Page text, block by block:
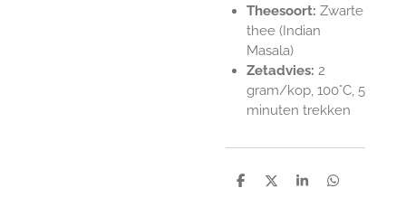
Theesoort: Zwarte
thee (Indian
Masala)
Zetadvies: 2
gram/kop, 100°C, 5
minuten trekken
D
D
S
D